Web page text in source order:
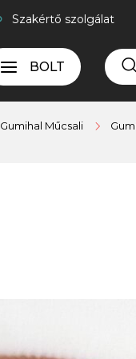
Szakértő szolgálat
BOLT
Gumihal Műcsali